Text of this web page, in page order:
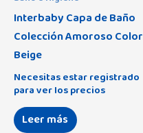
Interbaby Capa de Baño
Colección Amoroso Color
Beige
Necesitas estar registrado
para ver los precios
Leer más